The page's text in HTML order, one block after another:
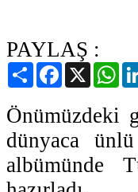
PAYLAŞ :
PaylaşFacebook
X
Önümüzdeki
dünyaca
albümünde